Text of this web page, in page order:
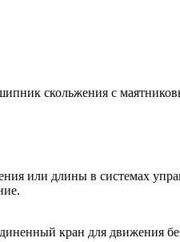
скольжения с
или длины в системах
кран для движения